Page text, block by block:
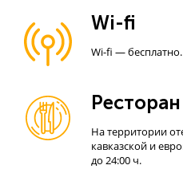
Wi-fi
Wi-fi — бесплатно.
Ресторан
На территории
кавказской и
до 24:00 ч.